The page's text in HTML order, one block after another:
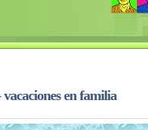
en familia